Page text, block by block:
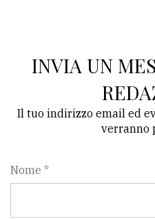
INVIA UN
Il tuo indirizzo email ed
verranno
Nome *